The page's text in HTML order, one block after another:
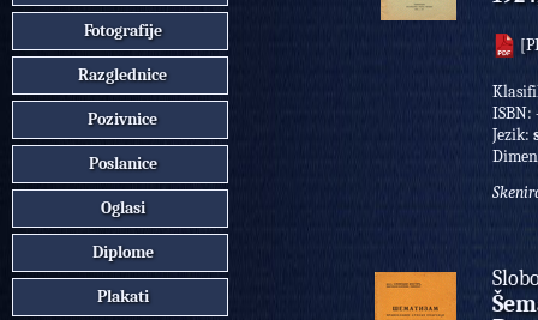
Fotografije
Razglednice
Pozivnice
Poslanice
Oglasi
Diplome
Plakati
ISBN:
Jezik: